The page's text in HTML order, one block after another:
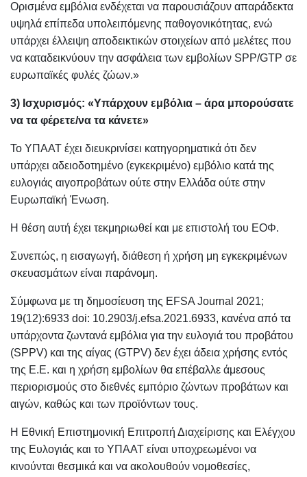
Ορισμένα εμβόλια ενδέχεται να παρουσιάζουν απαράδεκτα
υψηλά επίπεδα υπολειπόμενης παθογονικότητας, ενώ
υπάρχει έλλειψη αποδεικτικών στοιχείων από μελέτες που
να καταδεικνύουν την ασφάλεια των εμβολίων SPP/GTP σε
ευρωπαϊκές φυλές ζώων.»
3) Ισχυρισμός: «Υπάρχουν εμβόλια – άρα μπορούσατε
να τα φέρετε/να τα κάνετε»
Το ΥΠΑΑΤ έχει διευκρινίσει κατηγορηματικά ότι δεν
υπάρχει αδειοδοτημένο (εγκεκριμένο) εμβόλιο κατά της
ευλογιάς αιγοπροβάτων ούτε στην Ελλάδα ούτε στην
Ευρωπαϊκή Ένωση.
Η θέση αυτή έχει τεκμηριωθεί και με επιστολή του ΕΟΦ.
Συνεπώς, η εισαγωγή, διάθεση ή χρήση μη εγκεκριμένων
σκευασμάτων είναι παράνομη.
Σύμφωνα με τη δημοσίευση της EFSA Journal 2021;
19(12):6933 doi: 10.2903/j.efsa.2021.6933, κανένα από τα
υπάρχοντα ζωντανά εμβόλια για την ευλογιά του προβάτου
(SPPV) και της αίγας (GTPV) δεν έχει άδεια χρήσης εντός
της Ε.Ε. και η χρήση εμβολίων θα επέβαλλε άμεσους
περιορισμούς στο διεθνές εμπόριο ζώντων προβάτων και
αιγών, καθώς και των προϊόντων τους.
Η Εθνική Επιστημονική Επιτροπή Διαχείρισης και Ελέγχου
της Ευλογιάς και το ΥΠΑΑΤ είναι υποχρεωμένοι να
κινούνται θεσμικά και να ακολουθούν νομοθεσίες,